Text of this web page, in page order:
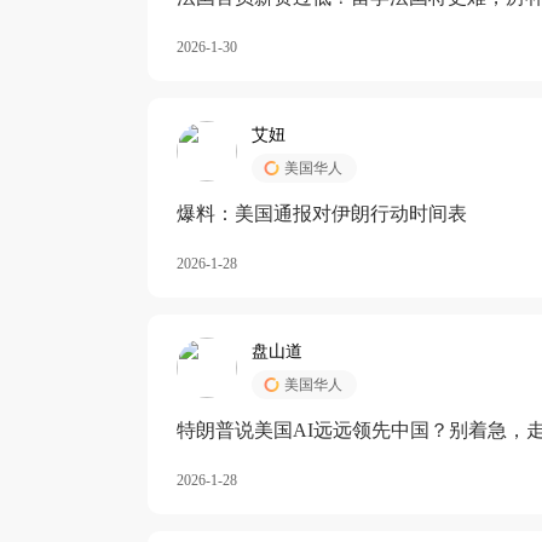
2026-1-30
艾妞
美国华人
爆料：美国通报对伊朗行动时间表
2026-1-28
盘山道
美国华人
特朗普说美国AI远远领先中国？别着急，
2026-1-28